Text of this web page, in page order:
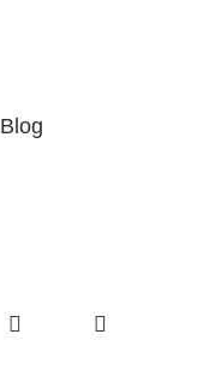
Blog